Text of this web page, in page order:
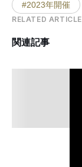
#2023年開催
RELATED ARTICLE
関連記事